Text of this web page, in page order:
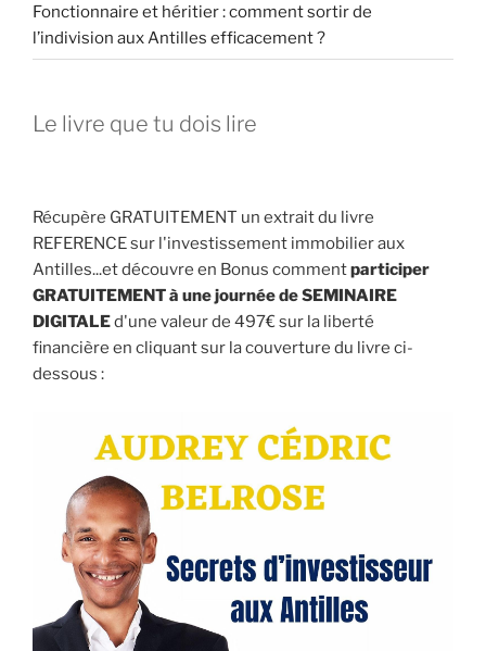
Fonctionnaire et héritier : comment sortir de
l’indivision aux Antilles efficacement ?
Le livre que tu dois lire
Récupère GRATUITEMENT un extrait du livre
REFERENCE sur l'investissement immobilier aux
Antilles...et découvre en Bonus commentparticiper
GRATUITEMENT à une journée de SEMINAIRE
DIGITALEd'une valeur de 497€ sur la liberté
financière en cliquant sur la couverture du livre ci-
dessous :